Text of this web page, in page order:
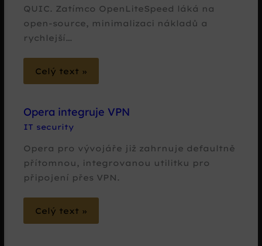
QUIC. Zatímco OpenLiteSpeed láká na
open-source, minimalizaci nákladů a
rychlejší…
Celý text »
Opera integruje VPN
IT security
Opera pro vývojáře již zahrnuje defaultně
přítomnou, integrovanou utilitku pro
připojení přes VPN.
Celý text »